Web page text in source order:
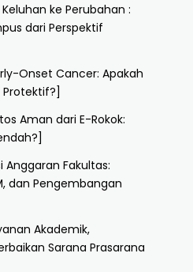
Keluhan ke Perubahan :
dari Perspektif
Onset Cancer: Apakah
Protektif?]
Aman dari E-Rokok:
Anggaran Fakultas:
dan Pengembangan
Akademik,
Sarana Prasarana